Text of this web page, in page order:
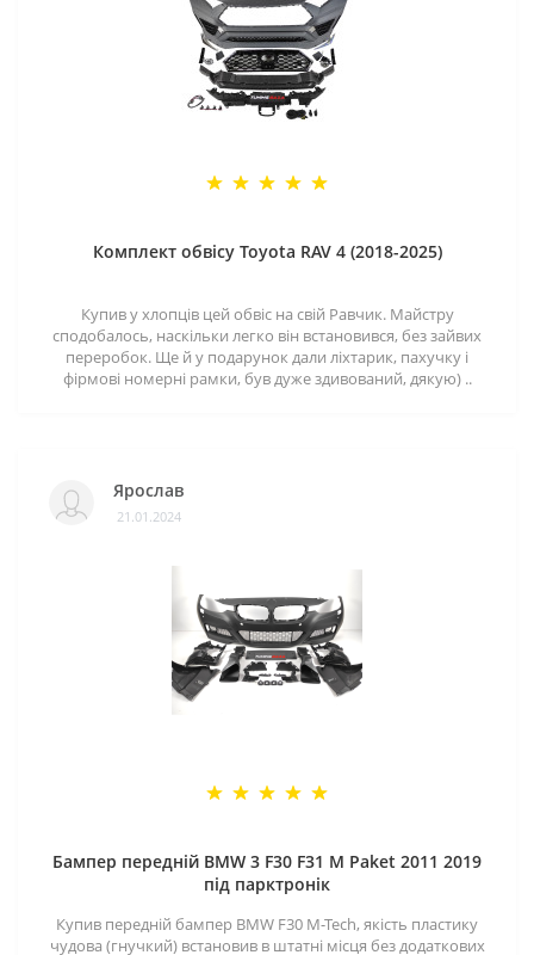
Комплект обвісу Toyota RAV 4 (2018-2025)
Купив у хлопців цей обвіс на свій Равчик. Майстру
сподобалось, наскільки легко він встановився, без зайвих
переробок. Ще й у подарунок дали ліхтарик, пахучку і
фірмові номерні рамки, був дуже здивований, дякую) ..
Ярослав
21.01.2024
Бампер передній BMW 3 F30 F31 M Paket 2011 2019
під парктронік
Купив передній бампер BMW F30 M-Tech, якість пластику
чудова (гнучкий) встановив в штатні місця без додаткових